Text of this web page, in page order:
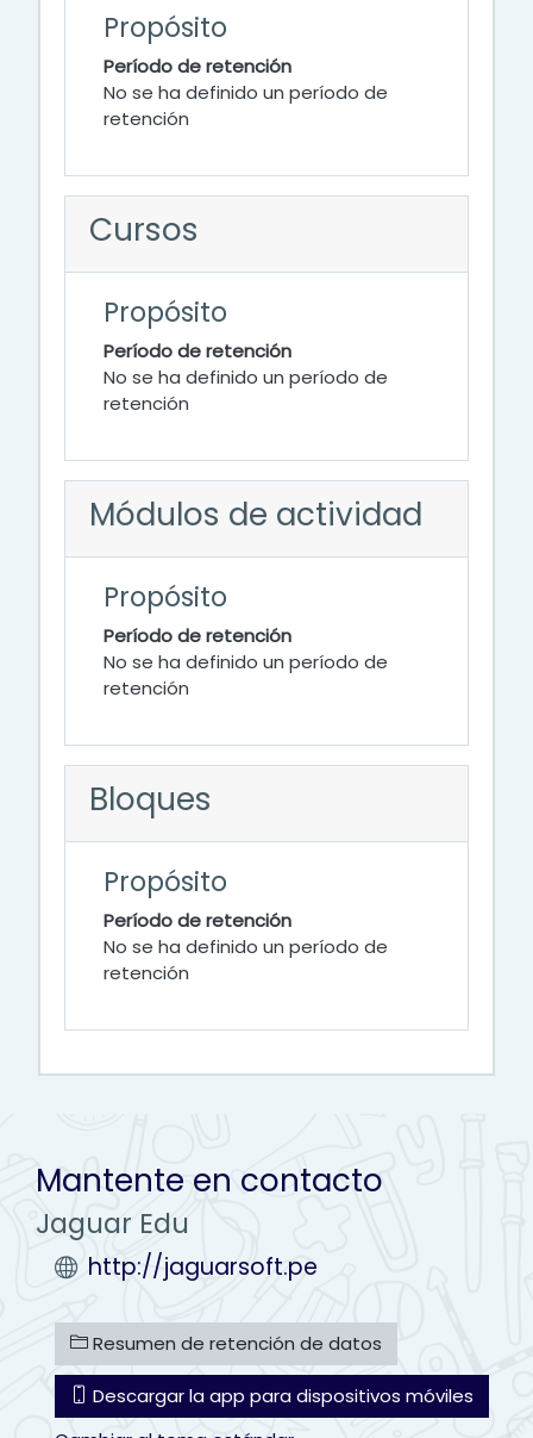
Propósito
Período de retención
No se ha definido un período de
retención
Cursos
Propósito
Período de retención
No se ha definido un período de
retención
Módulos de actividad
Propósito
Período de retención
No se ha definido un período de
retención
Bloques
Propósito
Período de retención
No se ha definido un período de
retención
Mantente en contacto
Jaguar Edu
http://jaguarsoft.pe
Resumen de retención de datos
Descargar la app para dispositivos móviles